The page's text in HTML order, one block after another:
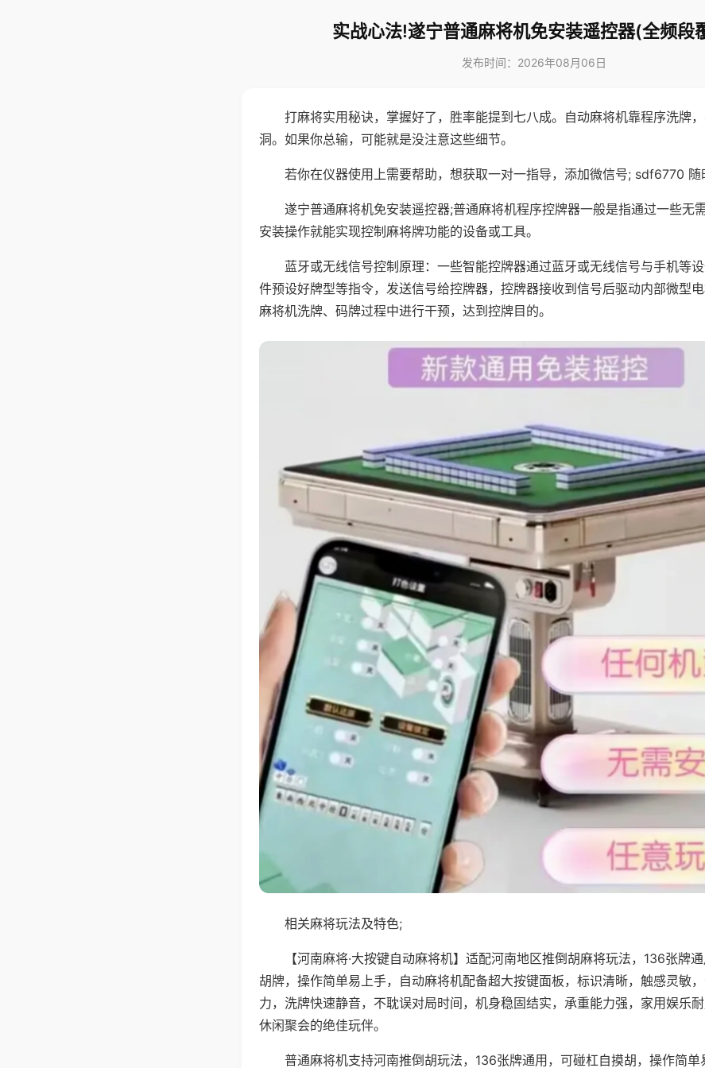
实战心法!遂宁普通麻将机免安装遥控器(全频段
发布时间：2026年08月06日
打麻将实用秘诀，掌握好了，胜率能提到七八成。自动麻将机靠程序洗牌
洞。如果你总输，可能就是没注意这些细节。
若你在仪器使用上需要帮助，想获取一对一指导，添加微信号; sdf6770 随
遂宁普通麻将机免安装遥控器;普通麻将机程序控牌器一般是指通过一些无
安装操作就能实现控制麻将牌功能的设备或工具。
蓝牙或无线信号控制原理：一些智能控牌器通过蓝牙或无线信号与手机等
件预设好牌型等指令，发送信号给控牌器，控牌器接收到信号后驱动内部微型
麻将机洗牌、码牌过程中进行干预，达到控牌目的。
相关麻将玩法及特色;
【河南麻将·大按键自动麻将机】适配河南地区推倒胡麻将玩法，136张牌
胡牌，操作简单易上手，自动麻将机配备超大按键面板，标识清晰，触感灵敏
力，洗牌快速静音，不耽误对局时间，机身稳固结实，承重能力强，家用娱乐
休闲聚会的绝佳玩伴。
普通麻将机支持河南推倒胡玩法，136张牌通用，可碰杠自摸胡，操作简